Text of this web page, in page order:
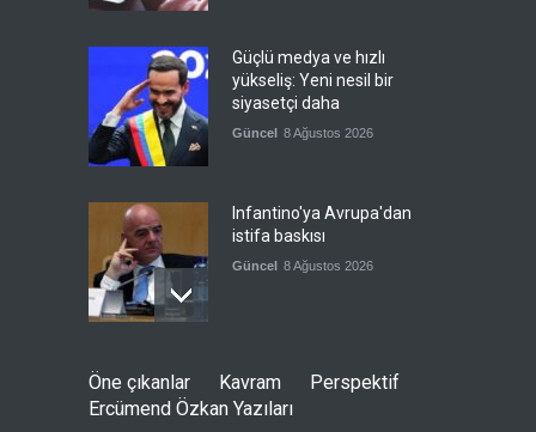
Güçlü medya ve hızlı
yükseliş: Yeni nesil bir
siyasetçi daha
Güncel 8 Ağustos 2026
Infantino'ya Avrupa'dan
istifa baskısı
Güncel 8 Ağustos 2026
Kolombiya, solcu Petro'nun
yerine aşırı sağcı Espriella'yı
getirdi
Öne çıkanlar Kavram
Perspektif
Ercümend Özkan Yazıları